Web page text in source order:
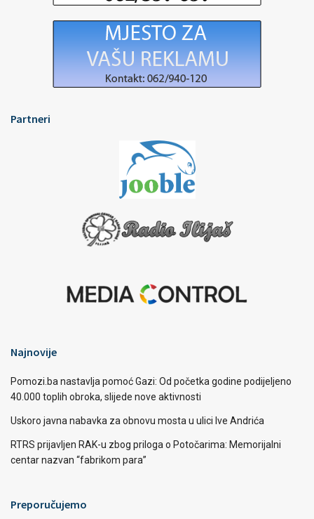
Partneri
Najnovije
Pomozi.ba nastavlja pomoć Gazi: Od početka godine podijeljeno
40.000 toplih obroka, slijede nove aktivnosti
Uskoro javna nabavka za obnovu mosta u ulici Ive Andrića
RTRS prijavljen RAK-u zbog priloga o Potočarima: Memorijalni
centar nazvan “fabrikom para”
Preporučujemo